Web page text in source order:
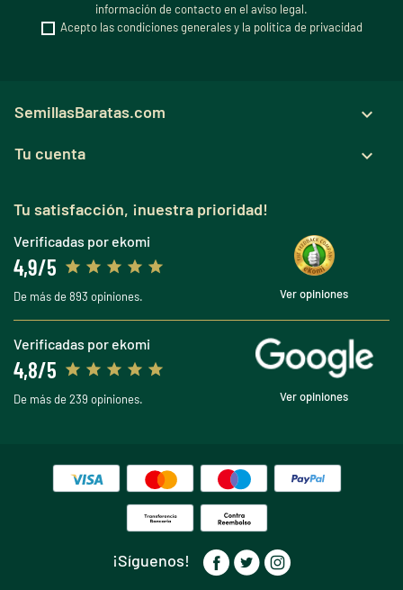
información de contacto en el aviso legal.
Acepto las condiciones generales y la política de privacidad
SemillasBaratas.com 
Tu cuenta 
Tu satisfacción, ¡nuestra prioridad!
Verificadas por ekomi
4,9/5
De más de 893 opiniones. Ver opiniones
Verificadas por ekomi
4,8/5
De más de 239 opiniones. Ver opiniones
¡Síguenos!